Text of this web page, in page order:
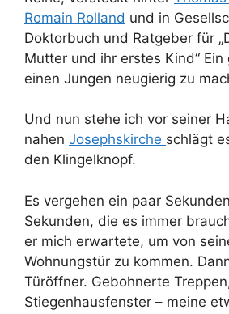
Romain Rolland und in
Doktorbuch und Ratgeber für
Mutter und ihr erstes Kind“ Ein
einen Jungen neugierig zu
Und nun stehe ich vor seiner
nahen Josephskirche schlägt
den Klingelknopf.
Es vergehen ein paar
Sekunden, die es immer
er mich erwartete, um von
Wohnungstür zu kommen.
Türöffner. Gebohnerte
Stiegenhausfenster – meine